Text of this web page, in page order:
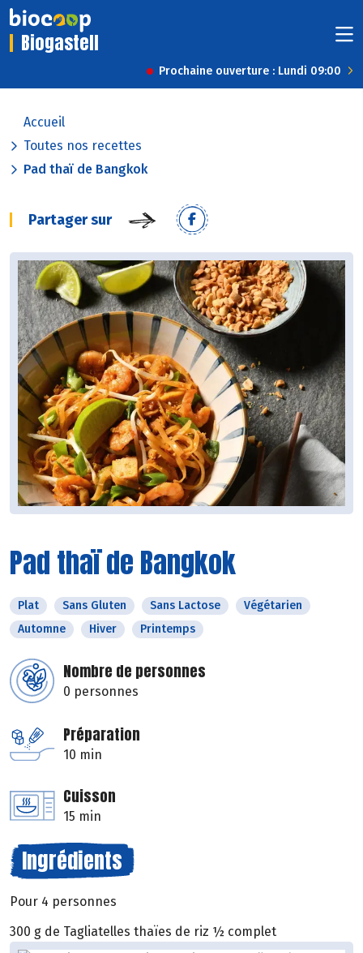
Biogastell
Prochaine ouverture : Lundi 09:00
Accueil
Toutes nos recettes
Pad thaï de Bangkok
Partager sur
Pad thaï de Bangkok
Plat Sans Gluten Sans Lactose
Végétarien
Automne
Hiver Printemps
Nombre de personnes
0 personnes
Préparation
10 min
Cuisson
15 min
Ingrédients
Pour 4 personnes
300 g de Tagliatelles thaïes de riz ½ complet